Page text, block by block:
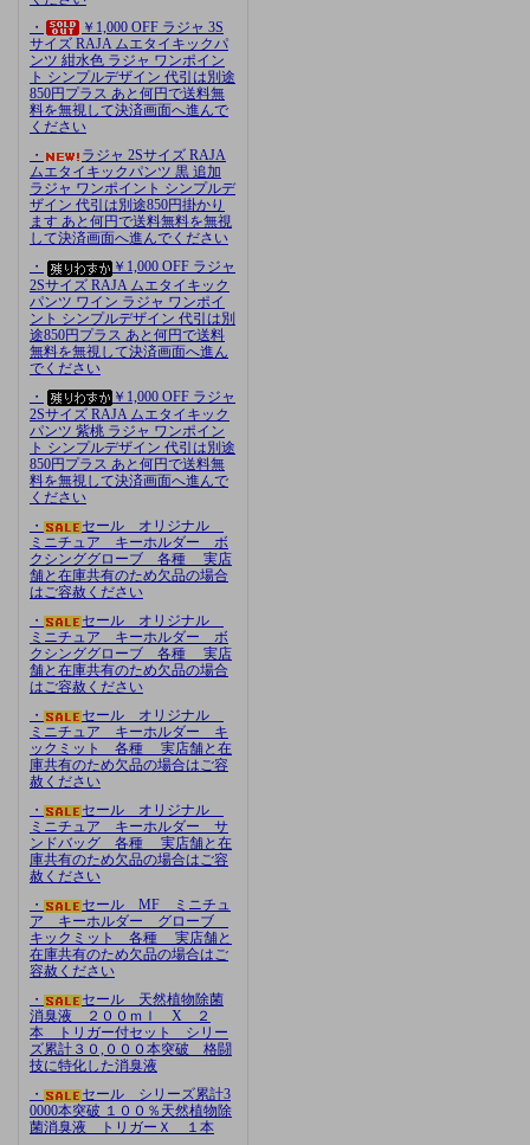
・
￥1,000 OFF ラジャ 3S
サイズ RAJA ムエタイキックパ
ンツ 紺水色 ラジャ ワンポイン
ト シンプルデザイン 代引は別途
850円プラス あと何円で送料無
料を無視して決済画面へ進んで
ください
・
ラジャ 2Sサイズ RAJA
ムエタイキックパンツ 黒 追加
ラジャ ワンポイント シンプルデ
ザイン 代引は別途850円掛かり
ます あと何円で送料無料を無視
して決済画面へ進んでください
・
￥1,000 OFF ラジャ
2Sサイズ RAJA ムエタイキック
パンツ ワイン ラジャ ワンポイ
ント シンプルデザイン 代引は別
途850円プラス あと何円で送料
無料を無視して決済画面へ進ん
でください
・
￥1,000 OFF ラジャ
2Sサイズ RAJA ムエタイキック
パンツ 紫桃 ラジャ ワンポイン
ト シンプルデザイン 代引は別途
850円プラス あと何円で送料無
料を無視して決済画面へ進んで
ください
・
セール オリジナル
ミニチュア キーホルダー ボ
クシンググローブ 各種 実店
舗と在庫共有のため欠品の場合
はご容赦ください
・
セール オリジナル
ミニチュア キーホルダー ボ
クシンググローブ 各種 実店
舗と在庫共有のため欠品の場合
はご容赦ください
・
セール オリジナル
ミニチュア キーホルダー キ
ックミット 各種 実店舗と在
庫共有のため欠品の場合はご容
赦ください
・
セール オリジナル
ミニチュア キーホルダー サ
ンドバッグ 各種 実店舗と在
庫共有のため欠品の場合はご容
赦ください
・
セール MF ミニチュ
ア キーホルダー グローブ
キックミット 各種 実店舗と
在庫共有のため欠品の場合はご
容赦ください
・
セール 天然植物除菌
消臭液 ２００ｍｌ X ２
本 トリガー付セット シリー
ズ累計３０,０００本突破 格闘
技に特化した消臭液
・
セール シリーズ累計3
0000本突破 １００％天然植物除
菌消臭液 トリガーＸ １本